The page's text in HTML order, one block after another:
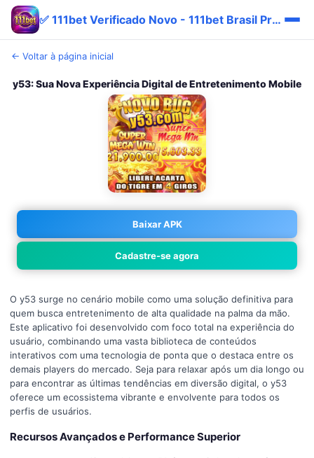
✅ 111bet Verificado Novo - 111bet Brasil Promo Pix 💎
← Voltar à página inicial
y53: Sua Nova Experiência Digital de Entretenimento Mobile
Baixar APK
Cadastre-se agora
O y53 surge no cenário mobile como uma solução definitiva para
quem busca entretenimento de alta qualidade na palma da mão.
Este aplicativo foi desenvolvido com foco total na experiência do
usuário, combinando uma vasta biblioteca de conteúdos
interativos com uma tecnologia de ponta que o destaca entre os
demais players do mercado. Seja para relaxar após um dia longo ou
para encontrar as últimas tendências em diversão digital, o y53
oferece um ecossistema vibrante e envolvente para todos os
perfis de usuários.
Recursos Avançados e Performance Superior